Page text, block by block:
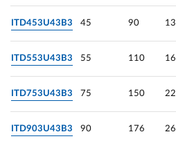
ITD453U43B3 45 90
ITD553U43B3 55 110
ITD753U43B3 75 150
ITD903U43B3 90 176